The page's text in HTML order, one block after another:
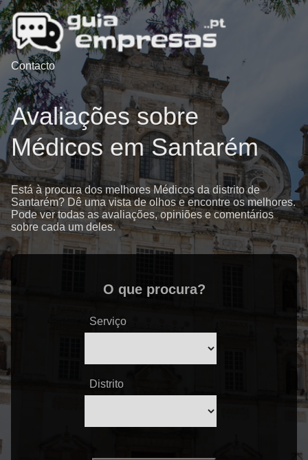
Contacto
Avaliações sobre
Médicos em Santarém
Está à procura dos melhores Médicos da distrito de
Santarém? Dê uma vista de olhos e encontre os melhores.
Pode ver todas as avaliações, opiniões e comentários
sobre cada um deles.
O que procura?
Serviço
Distrito